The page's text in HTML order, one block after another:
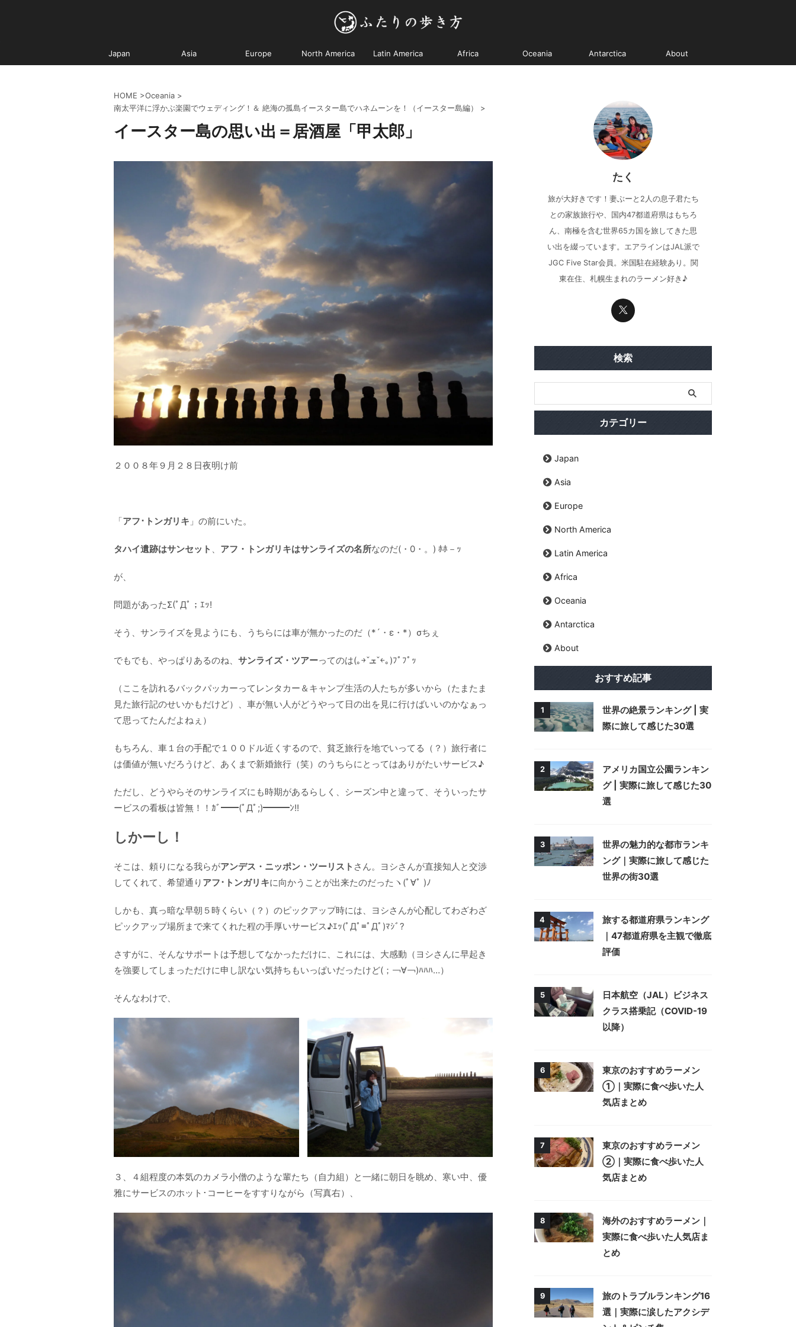
Japan Asia Europe North America Latin America Africa Oceania Antarctica About
HOME >Oceania >
南太平洋に浮かぶ楽園でウェディング！＆ 絶海の孤島イースター島でハネムーンを！（イースター島編）
>
イースター島の思い出＝居酒屋「甲太郎」
２００８年９月２８日夜明け前
「アフ･トンガリキ 」の前にいた。
タハイ遺跡はサンセット 、 アフ・トンガリキはサンライズの名所なのだ(・0・。) ﾎﾎ－ｯ
が、
問題があったΣ(ﾟДﾟ；ｴｯ!
そう、サンライズを見ようにも、うちらには車が無かったのだ（*´・ε・*）σちぇ
でもでも、やっぱりあるのね、 サンライズ・ツアー ってのは(｡￫ˇܫˇ￩｡)ﾌﾟﾌﾟｯ
（ここを訪れるバックパッカーってレンタカー＆キャンプ生活の人たちが多いから（たまたま
見た旅行記のせいかもだけど）、車が無い人がどうやって日の出を見に行けばいいのかなぁっ
て思ってたんだよねぇ）
もちろん、車１台の手配で１００ドル近くするので、貧乏旅行を地でいってる（？）旅行者に
は価値が無いだろうけど、あくまで新婚旅行（笑）のうちらにとってはありがたいサービス♪
ただし、どうやらそのサンライズにも時期があるらしく、シーズン中と違って、そういったサ
ービスの看板は皆無！！ｶﾞ━━(ﾟДﾟ;)━━━ﾝ!!
しかーし！
そこは、頼りになる我らがアンデス・ニッポン・ツーリスト さん。ヨシさんが直接知人と交渉
してくれて、希望通り アフ･トンガリキに向かうことが出来たのだったヽ(ﾟ∀ﾟ )ﾉ
しかも、真っ暗な早朝５時くらい（？）のピックアップ時には、ヨシさんが心配してわざわざ
ピックアップ場所まで来てくれた程の手厚いサービス♪ｴｯ(ﾟДﾟ≡ﾟДﾟ)ﾏｼﾞ?
さすがに、そんなサポートは予想してなかっただけに、これには、大感動（ヨシさんに早起き
を強要してしまっただけに申し訳ない気持ちもいっぱいだったけど(；￢∀￢)ﾊﾊﾊ…）
そんなわけで、
３、４組程度の本気のカメラ小僧のような輩たち（自力組）と一緒に朝日を眺め、寒い中、優
雅にサービスのホット･コーヒーをすすりながら（写真右）、
たく
旅が大好きです！妻ぶーと2人の息子君たち
との家族旅行や、国内47都道府県はもちろ
ん、南極を含む世界65カ国を旅してきた思
い出を綴っています。エアラインはJAL派で
JGC Five Star会員。米国駐在経験あり。関
東在住、札幌生まれのラーメン好き♪
検索
カテゴリー
Japan
Asia
Europe
North America
Latin America
Africa
Oceania
Antarctica
About
おすすめ記事
1
世界の絶景ランキング | 実
際に旅して感じた30選
2
アメリカ国立公園ランキン
グ | 実際に旅して感じた30
選
3
世界の魅力的な都市ランキ
ング｜実際に旅して感じた
世界の街30選
4
旅する都道府県ランキング
｜47都道府県を主観で徹底
評価
5
日本航空（JAL）ビジネス
クラス搭乗記（COVID-19
以降）
6
東京のおすすめラーメン
①｜実際に食べ歩いた人
気店まとめ
7
東京のおすすめラーメン
②｜実際に食べ歩いた人
気店まとめ
8
海外のおすすめラーメン｜
実際に食べ歩いた人気店ま
とめ
9
旅のトラブルランキング16
選｜実際に涙したアクシデ